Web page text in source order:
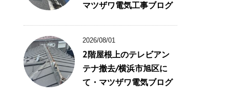
マツザワ電気工事ブログ
2026/08/01
2階屋根上のテレビアン
テナ撤去/横浜市旭区に
て・マツザワ電気ブログ